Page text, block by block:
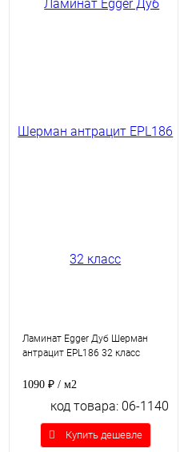
Ламинат Egger Дуб Шерман
антрацит EPL186 32 класс
1090 ₽ / м2
код товара: 06-1140
Купить дешевле